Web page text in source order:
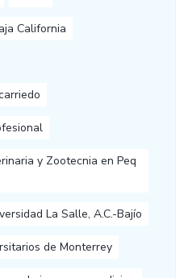
California
y Zootecnia en Peq
La Salle, A.C.-Bajío
de Monterrey